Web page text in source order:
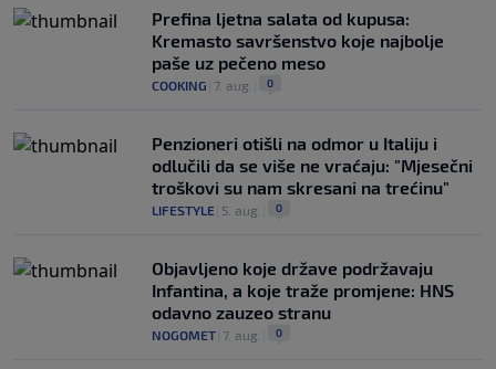
Prefina ljetna salata od kupusa:
Kremasto savršenstvo koje najbolje
paše uz pečeno meso
COOKING 7. aug. 0
Penzioneri otišli na odmor u Italiju i
odlučili da se više ne vraćaju: "Mjesečni
troškovi su nam skresani na trećinu"
LIFESTYLE 5. aug. 0
Objavljeno koje države podržavaju
Infantina, a koje traže promjene: HNS
odavno zauzeo stranu
NOGOMET 7. aug. 0